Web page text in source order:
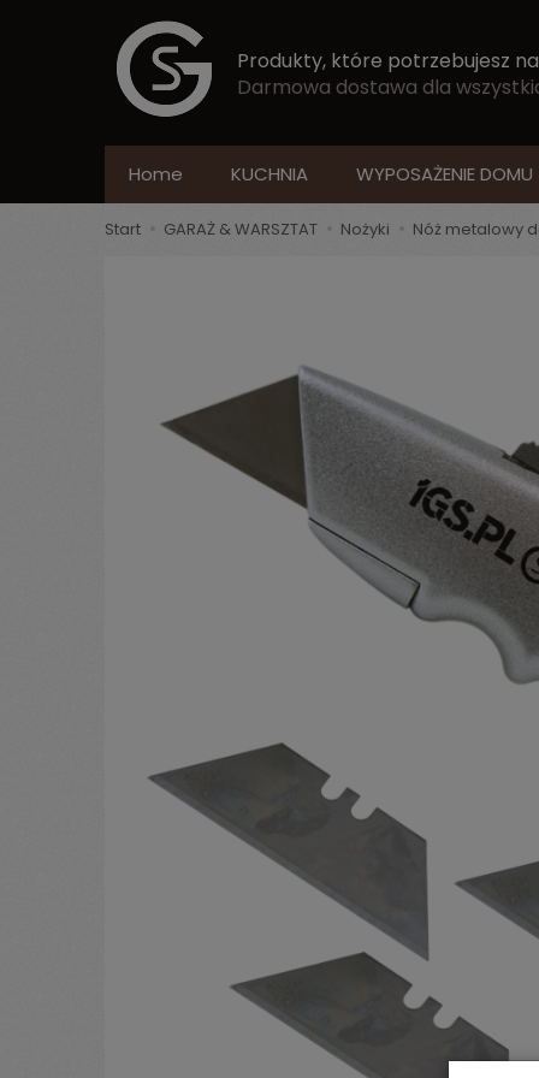
Produkty, które potrzebujesz
Darmowa dostawa dla
Home KUCHNIA WYPOSAŻENIE DOMU
Start GARAŻ & WARSZTAT Nożyki Nóż metalowy